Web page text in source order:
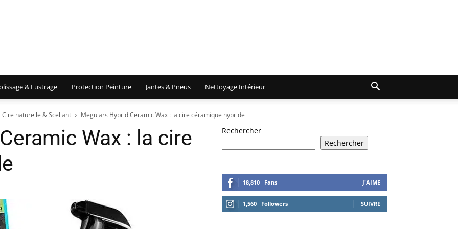
& Lustrage Protection Peinture Jantes & Pneus Nettoyage Intérieur
Cire naturelle & Scellant Meguiars Hybrid Ceramic Wax : la cire céramique hybride
Wax : la cire
Rechercher
Rechercher
18,810 Fans J'AIME
1,560 Followers SUIVRE